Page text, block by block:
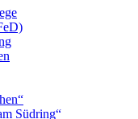
Südring“